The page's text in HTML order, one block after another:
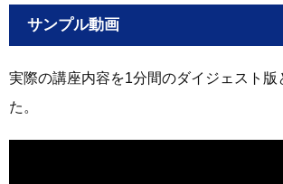
サンプル動画
実際の講座内容を1分間のダイジェスト版
た。